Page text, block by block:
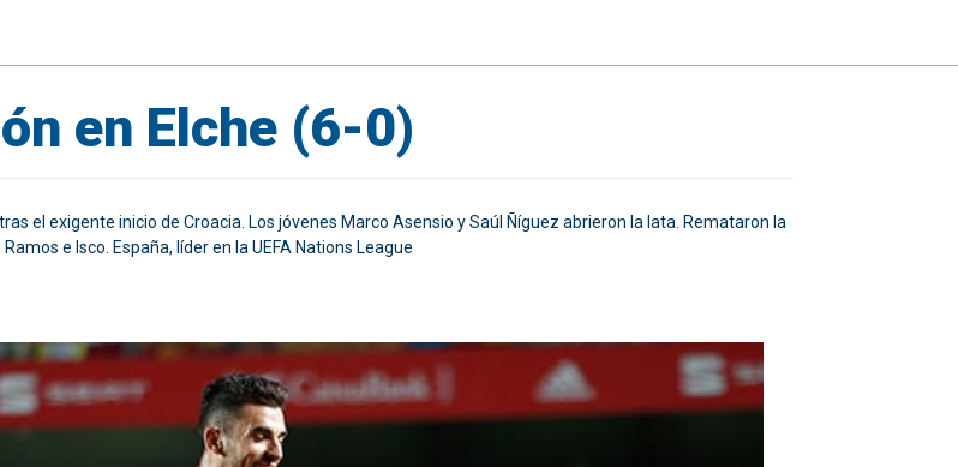
en Elche (6-0)
el exigente inicio de Croacia. Los jóvenes Marco Asensio y Saúl Ñíguez abrieron la lata. Remataron la
e Isco. España, líder en la UEFA Nations League